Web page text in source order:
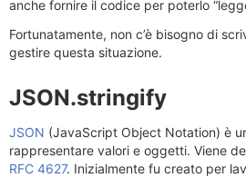
anche fornire il codice per poterlo
Fortunatamente, non c’è bisogno di
gestire questa situazione.
JSON.stringify
JSON (JavaScript Object Notation) è
rappresentare valori e oggetti. Viene
RFC 4627. Inizialmente fu creato per